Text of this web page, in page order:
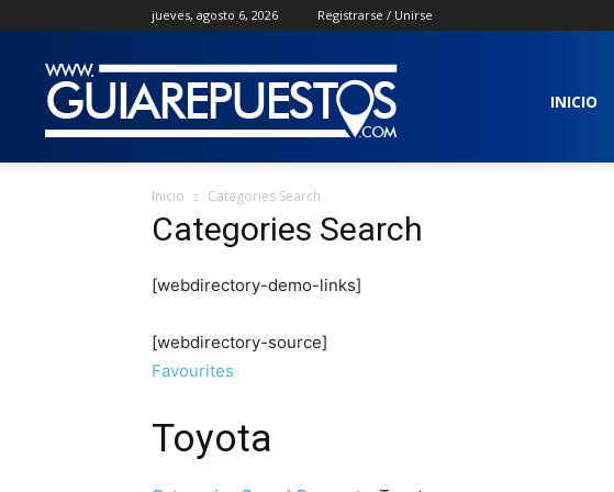
jueves, agosto 6, 2026 Registrarse / Unirse
INICIO
Inicio Categories Search
Categories Search
[webdirectory-demo-links]
[webdirectory-source]
Favourites
Toyota